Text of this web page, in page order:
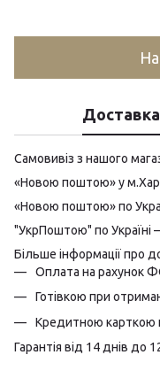
Доставка
Самовивіз з нашого
«Новою поштою» у
«Новою поштою» по
"УкрПоштою" по
Більше інформації про
Оплата на рахунок
Готівкою при
Кредитною карткою
Гарантія від 14 днів до